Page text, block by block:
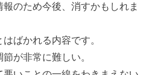
のため今後、消すかもしれま
ばかれる内容です。
が非常に難しい。